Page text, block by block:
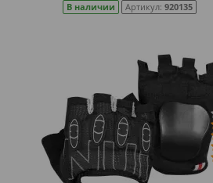
В наличии Артикул:920135